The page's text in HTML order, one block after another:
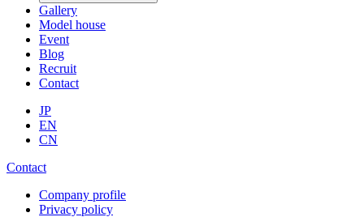
Gallery
Model house
Event
Blog
Recruit
Contact
JP
EN
CN
Contact
Company profile
Privacy policy